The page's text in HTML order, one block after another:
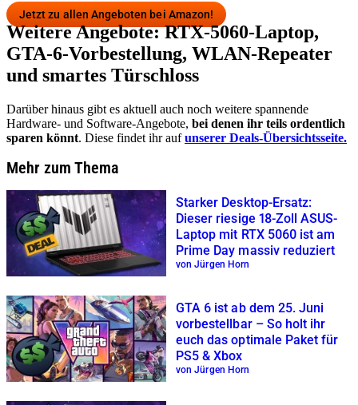
Jetzt zu allen Angeboten bei Amazon!
Weitere Angebote: RTX-5060-Laptop,
GTA-6-Vorbestellung, WLAN-Repeater
und smartes Türschloss
Darüber hinaus gibt es aktuell auch noch weitere spannende
Hardware- und Software-Angebote, bei denen ihr teils ordentlich
sparen könnt. Diese findet ihr aufunserer Deals-Übersichtsseite.
Mehr zum Thema
Starker Desktop-Ersatz:
Dieser riesige 18-Zoll ASUS-
Laptop mit RTX 5060 ist am
Prime Day massiv reduziert
von Jürgen Horn
GTA 6 ist ab dem 25. Juni
vorbestellbar – So holt ihr
euch das optimale Paket für
PS5 & Xbox
von Jürgen Horn